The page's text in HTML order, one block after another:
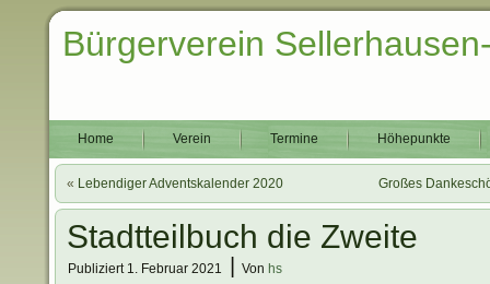
Bürgerverein
Home Verein Termine Höhepunkte
« Lebendiger Adventskalender 2020 Großes
Stadtteilbuch die Zweite
Publiziert 1. Februar 2021 Von hs